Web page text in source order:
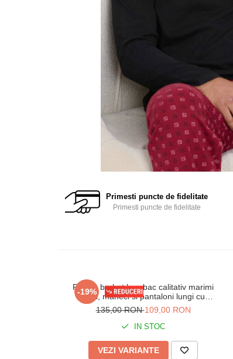
Primesti puncte de fidelitate
Primesti puncte de fidelitate
-19%
Pijama barbat bumbac calitativ marimi
mari, maneci si pantaloni lungi cu
buzunare bleumarin 201/205
135,00 RON109,00 RON
IN STOC
VEZI VARIANTE